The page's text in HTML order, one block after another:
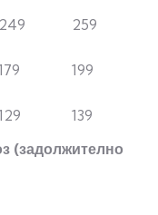
249
259
199
139
(задолжително